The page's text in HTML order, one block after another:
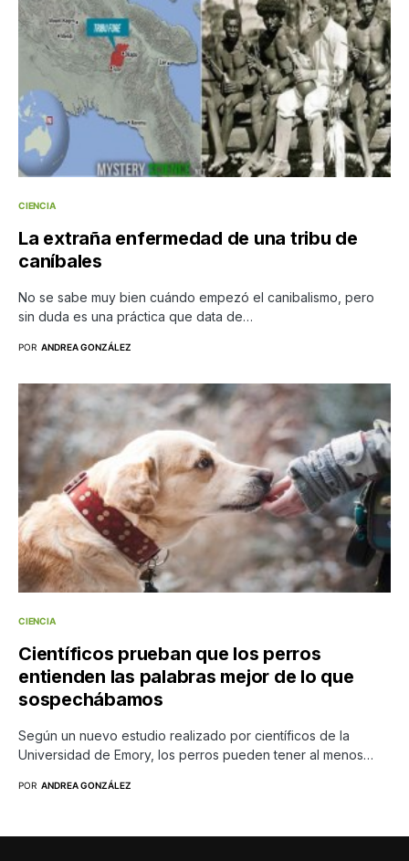
CIENCIA
La extraña enfermedad de una tribu de
caníbales
No se sabe muy bien cuándo empezó el canibalismo, pero
sin duda es una práctica que data de…
POR ANDREA GONZÁLEZ
CIENCIA
Científicos prueban que los perros
entienden las palabras mejor de lo que
sospechábamos
Según un nuevo estudio realizado por científicos de la
Universidad de Emory, los perros pueden tener al menos…
POR ANDREA GONZÁLEZ